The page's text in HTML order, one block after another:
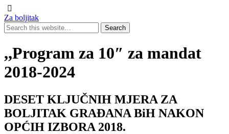
Za boljitak
,,Program za 10″ za mandat
2018-2024
DESET KLJUČNIH MJERA ZA
BOLJITAK GRAĐANA BiH NAKON
OPĆIH IZBORA 2018.